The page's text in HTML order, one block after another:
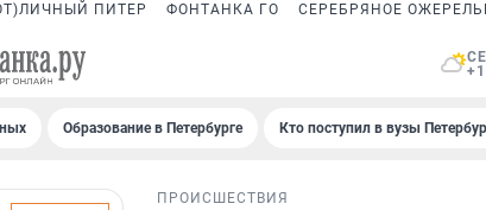
ПИТЕР ФОНТАНКА ГО СЕРЕБРЯНОЕ
Образование в Петербурге Кто поступил в вузы
ПРОИСШЕСТВИЯ